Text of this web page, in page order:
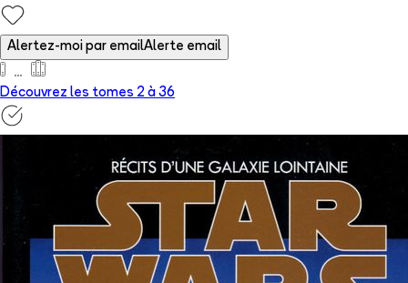
Alertez-moi par emailAlerte email
Découvrez les tomes 2 à 36